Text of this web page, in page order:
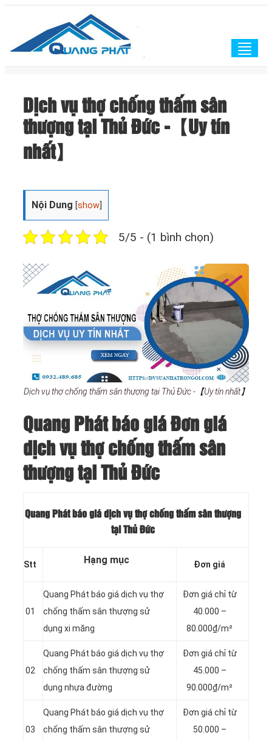
Dịch vụ thợ chống thấm sân
thượng tại Thủ Đức -【Uy tín
nhất】
Nội Dung [show
5/5 - (1 bình chọn)
Dịch vụ thợ chống thấm sân thượng tại Thủ Đức -【Uy tín nhất】
Quang Phát báo giá Đơn giá
dịch vụ thợ chống thấm sân
thượng tại Thủ Đức
Quang Phát báo giá dịch vụ thợ chống thấm sân thượng
tại Thủ Đức
Stt Hạng mục Đơn giá
01
Quang Phát báo giá dịch vụ thợ
chống thấm sân thượng sử
dụng xi măng
Đơn giá chỉ từ
40.000 –
80.000₫/m²
02
Quang Phát báo giá dịch vụ thợ
chống thấm sân thượng sử
dụng nhựa đường
Đơn giá chỉ từ
45.000 –
90.000₫/m²
03
Quang Phát báo giá dịch vụ thợ
chống thấm sân thượng sử
Đơn giá chỉ từ
50.000 –